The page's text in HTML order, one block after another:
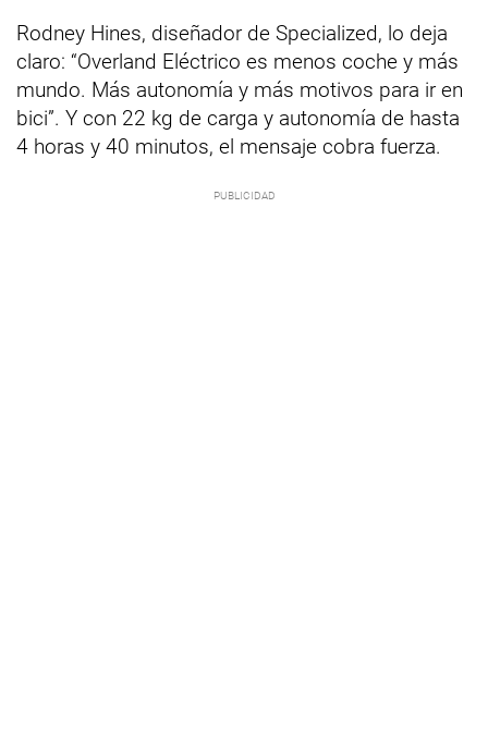
Rodney Hines, diseñador de Specialized, lo deja
claro: “Overland Eléctrico es menos coche y más
mundo. Más autonomía y más motivos para ir en
bici”. Y con 22 kg de carga y autonomía de hasta
4 horas y 40 minutos, el mensaje cobra fuerza.